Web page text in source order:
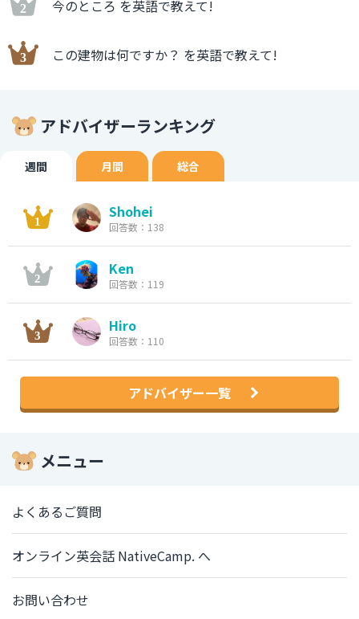
今のところ を英語で教えて!
この建物は何ですか？ を英語で教えて!
アドバイザーランキング
週間 月間 総合
Shohei
回答数：138
Ken
回答数：119
Hiro
回答数：110
アドバイザー一覧
メニュー
よくあるご質問
オンライン英会話 NativeCamp. へ
お問い合わせ